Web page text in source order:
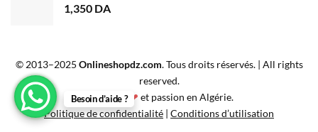
1,350 DA
© 2013–2025 Onlineshopdz.com. Tous droits réservés. | All rights
reserved.
Créé avec ❤ et passion en Algérie.
Politique de confidentialité | Conditions d’utilisation
Besoin d’aide ?